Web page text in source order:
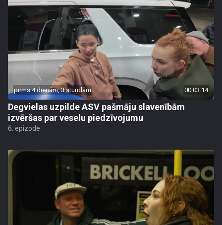
pirms 4 dienām, 3 stundām 00:03:14
Degvielas uzpilde ASV pašmāju slavenībām
izvēršas par veselu piedzīvojumu
6. epizode